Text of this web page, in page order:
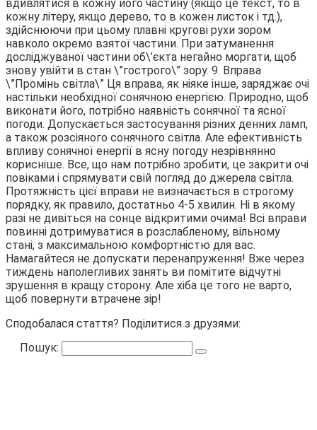
вдивлятися в кожну його частину (якщо це текст, то в
кожну літеру, якщо дерево, то в кожен листок і тд.),
здійснюючи при цьому плавні кругові рухи зором
навколо окремо взятої частини. При затуманення
досліджуваної частини об\’єкта негайно моргати, щоб
знову увійти в стан \”гострого\” зору. 9. Вправа
\”Промінь світла\” Ця вправа, як ніяке інше, заряджає очі
настільки необхідної сонячною енергією. Природно, щоб
виконати його, потрібно наявність сонячної та ясної
погоди. Допускається застосування різних денних ламп,
а також розсіяного сонячного світла. Але ефективність
впливу сонячної енергії в ясну погоду незрівнянно
корисніше. Все, що нам потрібно зробити, це закрити очі
повіками і спрямувати свій погляд до джерела світла.
Протяжність цієї вправи не визначається в строгому
порядку, як правило, достатньо 4-5 хвилин. Ні в якому
разі не дивіться на сонце відкритими очима! Всі вправи
повинні дотримуватися в розслабленому, вільному
стані, з максимальною комфортністю для вас.
Намагайтеся не допускати перенапруження! Вже через
тиждень наполегливих занять ви помітите відчутні
зрушення в кращу сторону. Але хіба це того не варто,
щоб повернути втрачене зір!
Сподобалася стаття? Поділитися з друзями:
Пошук: